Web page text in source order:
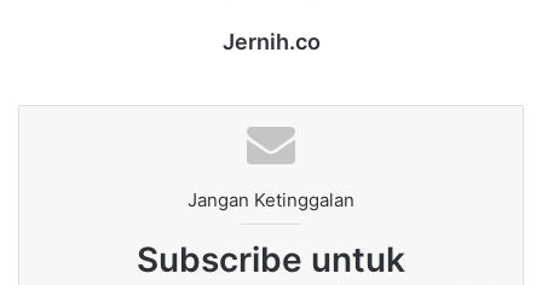
Jernih.co
Jangan Ketinggalan
Subscribe untuk